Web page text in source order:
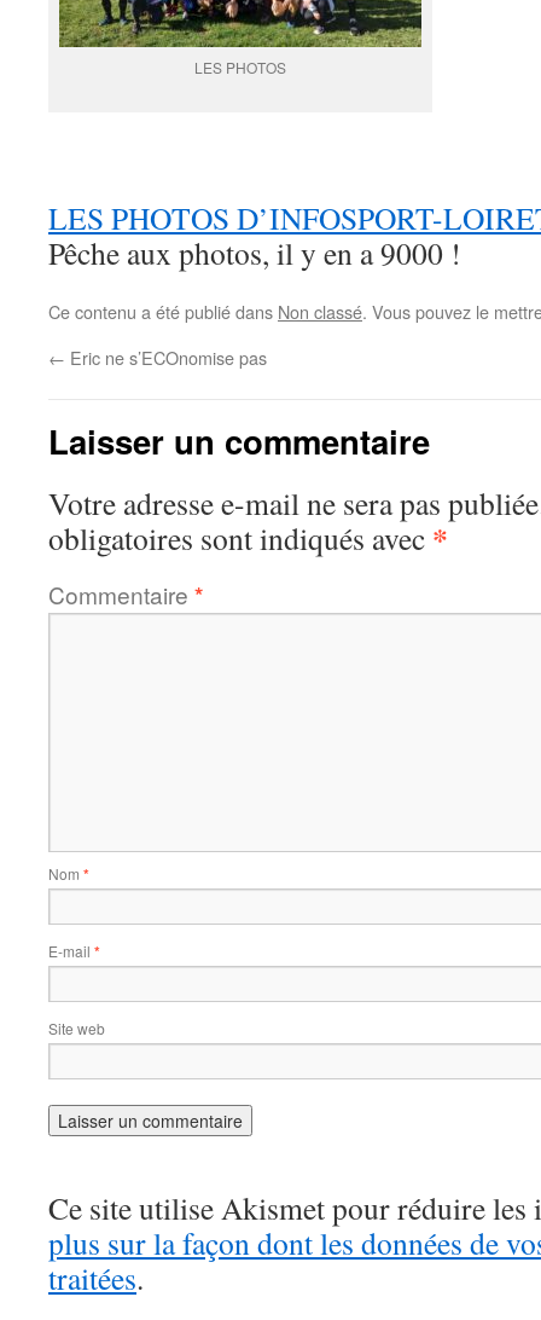
LES PHOTOS
LES PHOTOS D’INFOSPORT-
Pêche aux photos, il y en a 9000 !
Ce contenu a été publié dans Non classé. Vous pouvez le
← Eric ne s’ECOnomise pas
Laisser un commentaire
Votre adresse e-mail ne sera pas
obligatoires sont indiqués avec *
Commentaire *
Nom *
E-mail *
Site web
Ce site utilise Akismet pour réduire les
plus sur la façon dont les données de
traitées.